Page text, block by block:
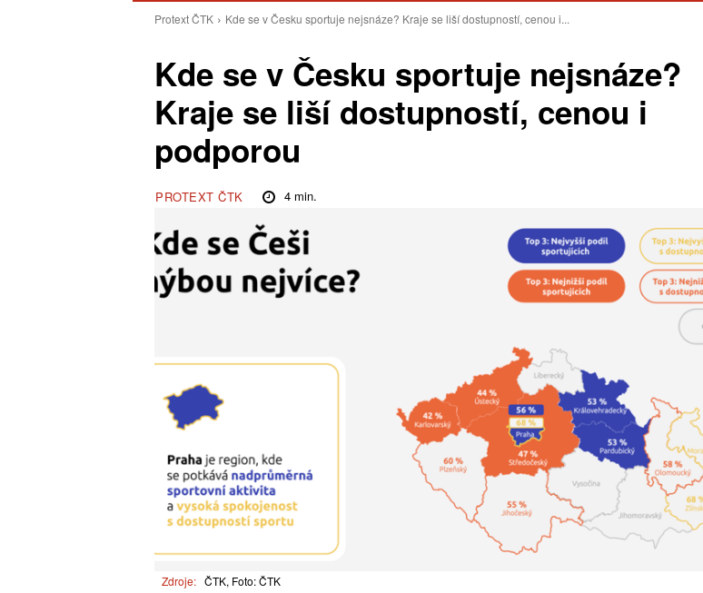
Protext ČTK Kde se v Česku sportuje nejsnáze? Kraje se liší dostupností, cenou i...
Kde se v Česku sportuje nejsnáze?
Kraje se liší dostupností, cenou i
podporou
PROTEXT ČTK 4min.
Zdroje: ČTK, Foto: ČTK